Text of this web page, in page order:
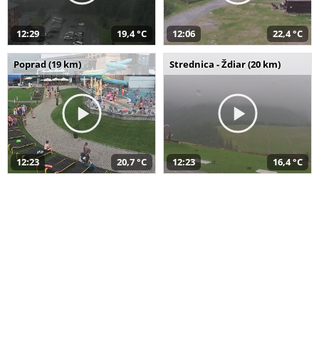
12:29 19,4 °C 12:06 22,4 °C
Poprad (19 km)
12:23 20,7 °C
Strednica - Ždiar (20 km)
12:23 16,4 °C